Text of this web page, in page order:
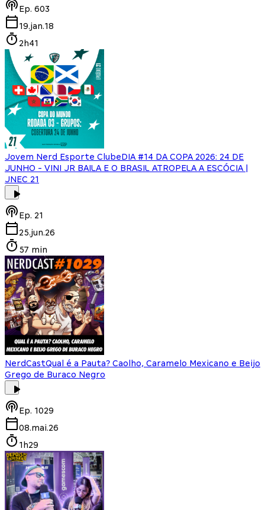
Ep. 603
19.jan.18
2h41
Jovem Nerd Esporte ClubeDIA #14 DA COPA 2026: 24 DE
JUNHO - VINI JR BAILA E O BRASIL ATROPELA A ESCÓCIA |
JNEC 21
Ep. 21
25.jun.26
57 min
NerdCastQual é a Pauta? Caolho, Caramelo Mexicano e Beijo
Grego de Buraco Negro
Ep. 1029
08.mai.26
1h29